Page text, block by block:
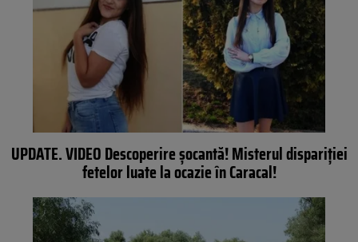
UPDATE. VIDEO Descoperire șocantă! Misterul dispariției
fetelor luate la ocazie în Caracal!